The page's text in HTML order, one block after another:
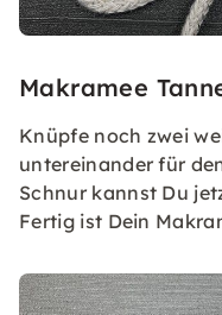
Makramee
Knüpfe noch zwei
untereinander für
Schnur kannst Du
Fertig ist Dein